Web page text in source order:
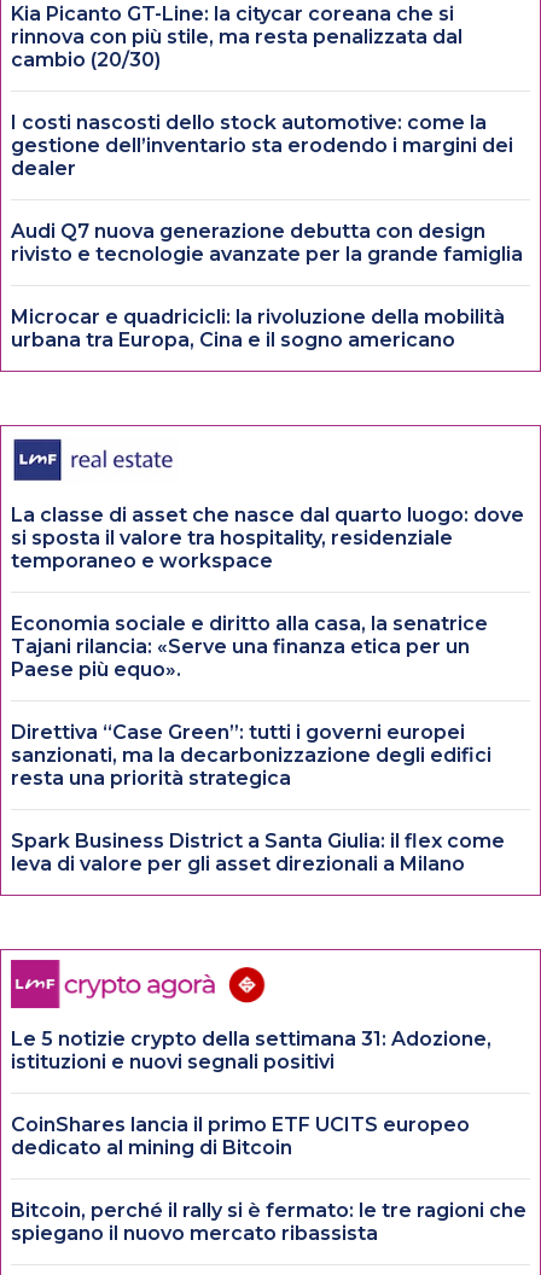
Kia Picanto GT-Line: la citycar coreana che si
rinnova con più stile, ma resta penalizzata dal
cambio (20/30)
I costi nascosti dello stock automotive: come la
gestione dell’inventario sta erodendo i margini dei
dealer
Audi Q7 nuova generazione debutta con design
rivisto e tecnologie avanzate per la grande famiglia
Microcar e quadricicli: la rivoluzione della mobilità
urbana tra Europa, Cina e il sogno americano
La classe di asset che nasce dal quarto luogo: dove
si sposta il valore tra hospitality, residenziale
temporaneo e workspace
Economia sociale e diritto alla casa, la senatrice
Tajani rilancia: «Serve una finanza etica per un
Paese più equo».
Direttiva “Case Green”: tutti i governi europei
sanzionati, ma la decarbonizzazione degli edifici
resta una priorità strategica
Spark Business District a Santa Giulia: il flex come
leva di valore per gli asset direzionali a Milano
Le 5 notizie crypto della settimana 31: Adozione,
istituzioni e nuovi segnali positivi
CoinShares lancia il primo ETF UCITS europeo
dedicato al mining di Bitcoin
Bitcoin, perché il rally si è fermato: le tre ragioni che
spiegano il nuovo mercato ribassista